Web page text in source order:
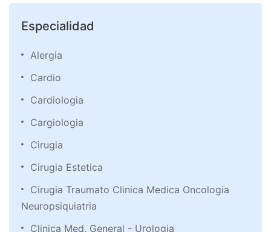
Especialidad
Alergia
Cardio
Cardiologia
Cargiologia
Cirugia
Cirugia Estetica
Cirugia Traumato Clinica Medica Oncologia
Neuropsiquiatria
Clinica Med. General - Urologia